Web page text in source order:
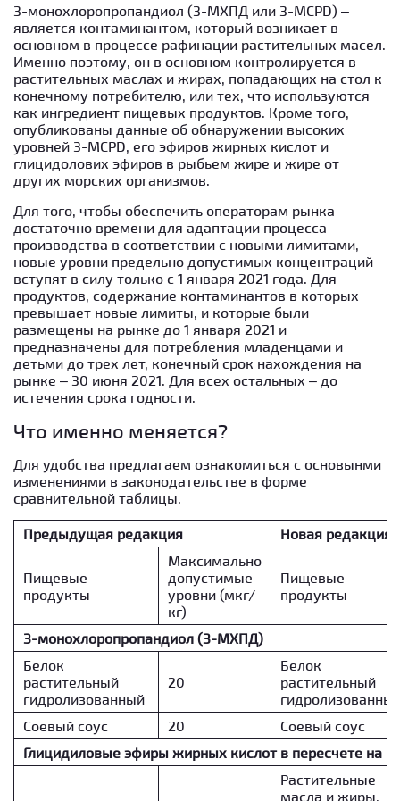
3-монохлоропропандиол (3-МХПД или 3-MCPD) –
является контаминантом, который возникает в
основном в процессе рафинации растительных масел.
Именно поэтому, он в основном контролируется в
растительных маслах и жирах, попадающих на стол к
конечному потребителю, или тех, что используются
как ингредиент пищевых продуктов. Кроме того,
опубликованы данные об обнаружении высоких
уровней 3-MCPD, его эфиров жирных кислот и
глицидолових эфиров в рыбьем жире и жире от
других морских организмов.
Для того, чтобы обеспечить операторам рынка
достаточно времени для адаптации процесса
производства в соответствии с новыми лимитами,
новые уровни предельно допустимых концентраций
вступят в силу только с 1 января 2021 года. Для
продуктов, содержание контаминантов в которых
превышает новые лимиты, и которые были
размещены на рынке до 1 января 2021 и
предназначены для потребления младенцами и
детьми до трех лет, конечный срок нахождения на
рынке – 30 июня 2021. Для всех остальных – до
истечения срока годности.
Что именно меняется?
Для удобства предлагаем ознакомиться с основынми
изменениями в законодательстве в форме
сравнительной таблицы.
Предыдущая редакция Новая редакция
Пищевые
продукты
Максимально
допустимые
уровни (мкг/
кг)
Пищевые
продукты
3-монохлоропропандиол (3-МХПД)
Белок
растительный
гидролизованный
20
Белок
растительный
Соевый соус
20
Соевый соус
Глицидиловые эфиры жирных кислот в пересчете на
Растительные
масла и жиры,